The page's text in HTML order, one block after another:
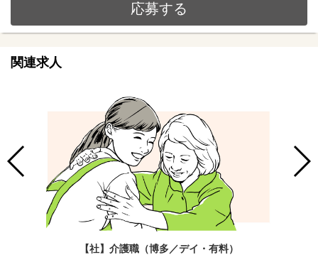
応募する
関連求人
【社】介護職（博多／デイ・有料）